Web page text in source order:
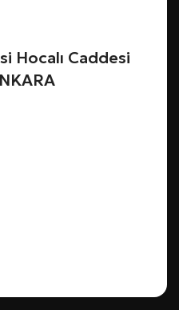
Hocalı Caddesi